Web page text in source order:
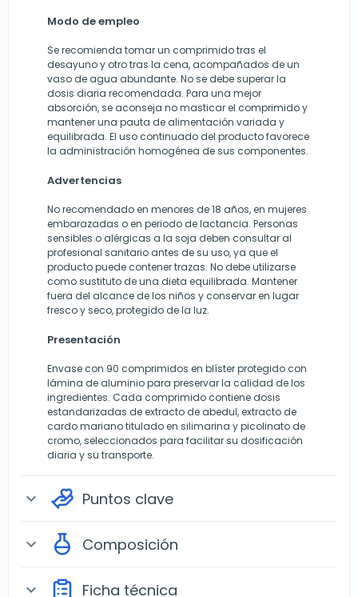
Modo de empleo
Se recomienda tomar un comprimido tras el
desayuno y otro tras la cena, acompañados de un
vaso de agua abundante. No se debe superar la
dosis diaria recomendada. Para una mejor
absorción, se aconseja no masticar el comprimido y
mantener una pauta de alimentación variada y
equilibrada. El uso continuado del producto favorece
la administración homogénea de sus componentes.
Advertencias
No recomendado en menores de 18 años, en mujeres
embarazadas o en periodo de lactancia. Personas
sensibles o alérgicas a la soja deben consultar al
profesional sanitario antes de su uso, ya que el
producto puede contener trazas. No debe utilizarse
como sustituto de una dieta equilibrada. Mantener
fuera del alcance de los niños y conservar en lugar
fresco y seco, protegido de la luz.
Presentación
Envase con 90 comprimidos en blíster protegido con
lámina de aluminio para preservar la calidad de los
ingredientes. Cada comprimido contiene dosis
estandarizadas de extracto de abedul, extracto de
cardo mariano titulado en silimarina y picolinato de
cromo, seleccionados para facilitar su dosificación
diaria y su transporte.
expand_more Puntos clave
expand_more Composición
expand_more Ficha técnica